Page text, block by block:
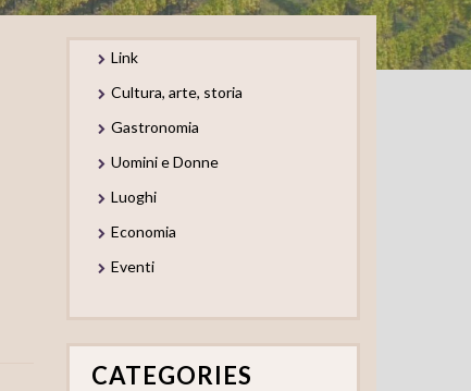
Link
Cultura, arte, storia
Gastronomia
Uomini e Donne
Luoghi
Economia
Eventi
CATEGORIES